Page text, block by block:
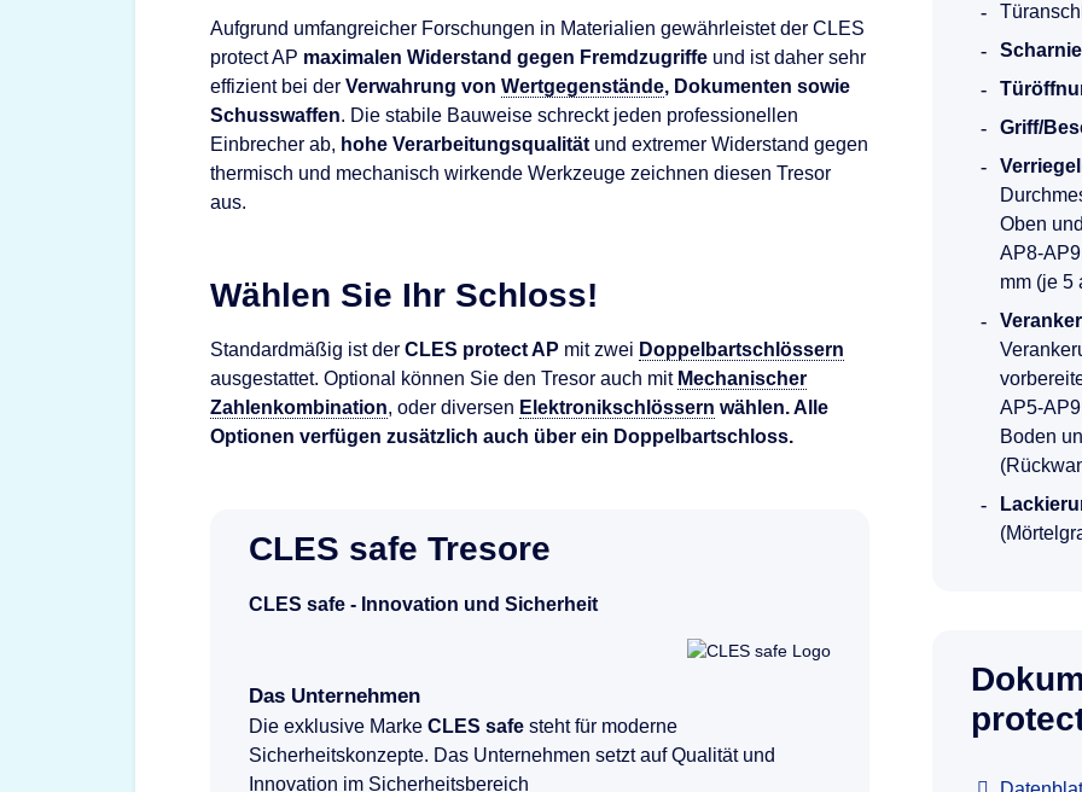
Aufgrund umfangreicher Forschungen in Materialien gewährleistet der CLES
protect AP maximalen Widerstand gegen Fremdzugriffe und ist daher sehr
effizient bei der Verwahrung von Wertgegenstände, Dokumenten sowie
Schusswaffen. Die stabile Bauweise schreckt jeden professionellen
Einbrecher ab, hohe Verarbeitungsqualität und extremer Widerstand gegen
thermisch und mechanisch wirkende Werkzeuge zeichnen diesen Tresor
aus.
Wählen Sie Ihr Schloss!
Standardmäßig ist der CLES protect AP mit zwei Doppelbartschlössern
ausgestattet. Optional können Sie den Tresor auch mit Mechanischer
Zahlenkombination, oder diversen Elektronikschlössern wählen. Alle
Optionen verfügen zusätzlich auch über ein Doppelbartschloss.
CLES safe Tresore
CLES safe - Innovation und Sicherheit
Das Unternehmen
Die exklusive Marke CLES safe steht für moderne
Sicherheitskonzepte. Das Unternehmen setzt auf Qualität und
Innovation im Sicherheitsbereich
Griff/
Oben
AP8-
mm (je 5
AP5-
Boden